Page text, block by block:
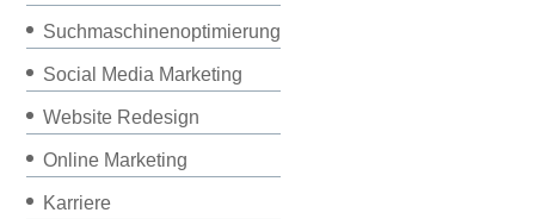
Suchmaschinenoptimierung
Social Media Marketing
Website Redesign
Online Marketing
Karriere